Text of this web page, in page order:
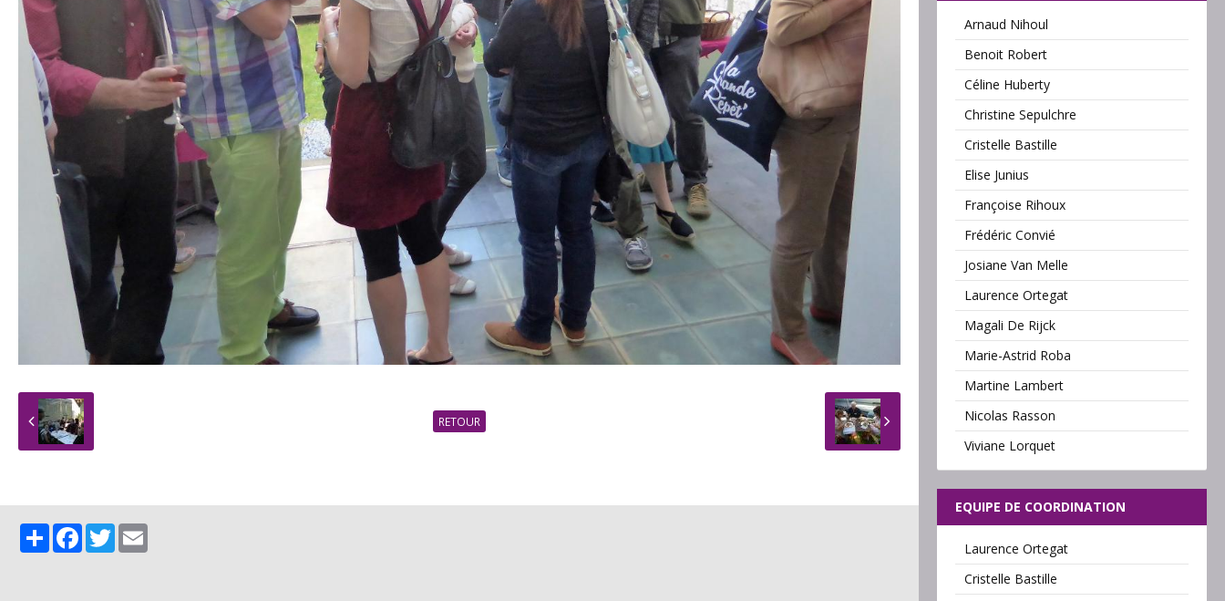
RETOUR
PartagerFacebook
Twitter
Arnaud Nihoul
Benoit Robert
Céline Huberty
Christine Sepulchre
Cristelle Bastille
Elise Junius
Françoise Rihoux
Frédéric Convié
Josiane Van Melle
Laurence Ortegat
Magali De Rijck
Marie-Astrid Roba
Martine Lambert
Nicolas Rasson
Viviane Lorquet
EQUIPE DE COORDINATION
Laurence Ortegat
Cristelle Bastille